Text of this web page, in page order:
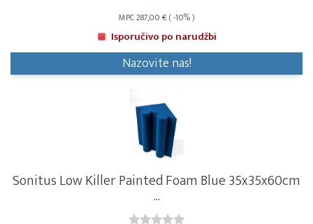
MPC 287,00 € ( -10% )
Isporučivo po narudžbi
Nazovite nas!
Sonitus Low Killer Painted Foam Blue 35x35x60cm
...